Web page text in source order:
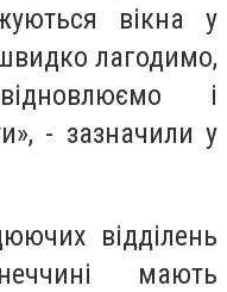
вікна у
лагодимо,
і
- зазначили у
відділень
мають